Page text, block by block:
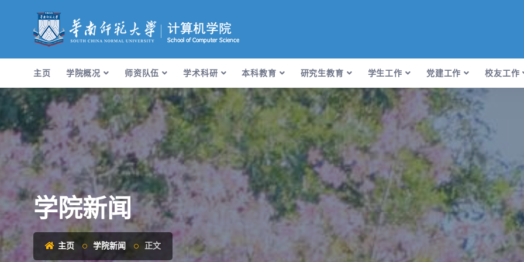
主页 学院概况 师资队伍 学术科研 本科教育 研究生教育 学生工作 党建工作 校友工作
学院新闻
主页 学院新闻 正文